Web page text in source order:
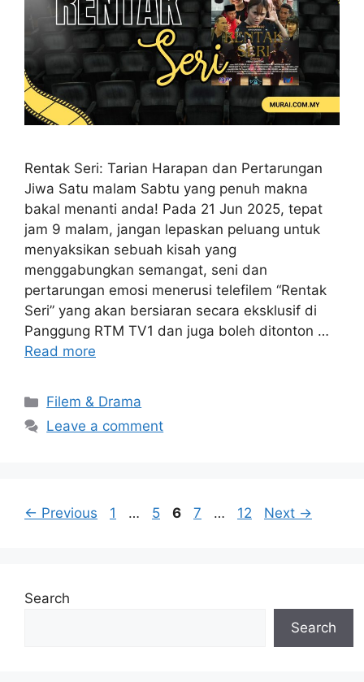
Rentak Seri: Tarian Harapan dan Pertarungan
Jiwa Satu malam Sabtu yang penuh makna
bakal menanti anda! Pada 21 Jun 2025, tepat
jam 9 malam, jangan lepaskan peluang untuk
menyaksikan sebuah kisah yang
menggabungkan semangat, seni dan
pertarungan emosi menerusi telefilem “Rentak
Seri” yang akan bersiaran secara eksklusif di
Panggung RTM TV1 dan juga boleh ditonton …
Read more
Categories
Filem & Drama
Leave a comment
← Previous Page
1 … Page
5 Page
6 Page
7 … Page
12 Next →
Search
Search